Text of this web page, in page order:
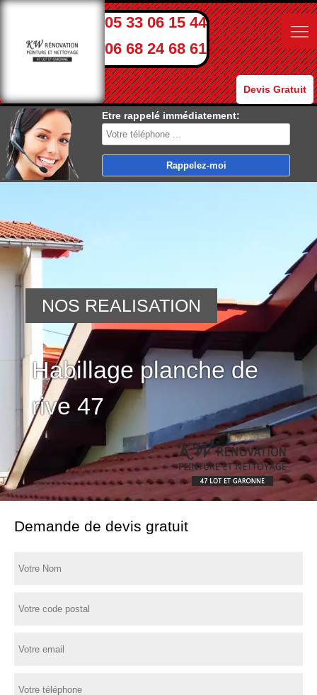
05 33 06 15 44
06 68 24 68 61
Devis Gratuit
Etre rappelé immédiatement:
Habillage planche de
rive 47
NOS REALISATION
Demande de devis gratuit